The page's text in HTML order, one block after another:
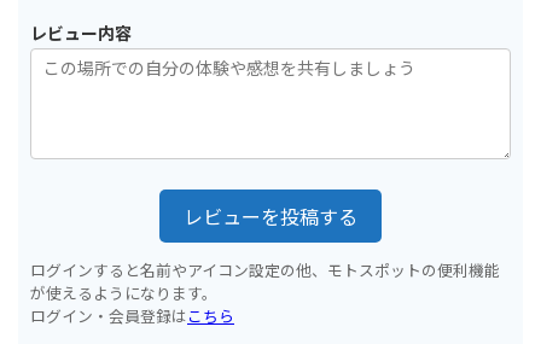
レビュー内容
レビューを投稿する
ログインすると名前やアイコン設定の他、モトスポットの便利機能
が使えるようになります。
ログイン・会員登録はこちら